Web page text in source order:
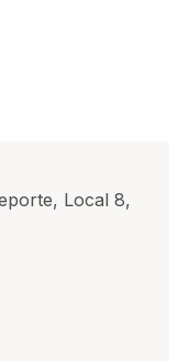
Local 8,